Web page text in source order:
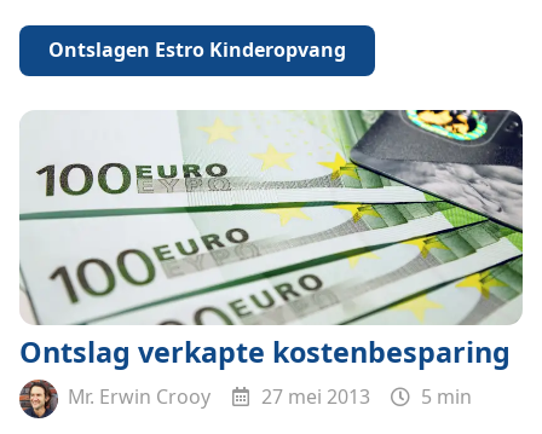
Ontslagen Estro Kinderopvang
Ontslag verkapte kostenbesparing
Mr. Erwin Crooy 27 mei 2013
5 min